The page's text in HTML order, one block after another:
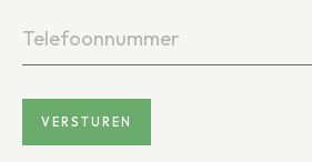
VERSTUREN